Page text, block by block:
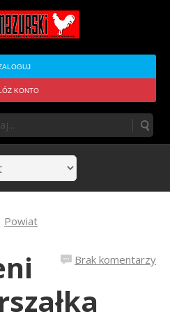
KONTO
Powiat
Brak komentarzy